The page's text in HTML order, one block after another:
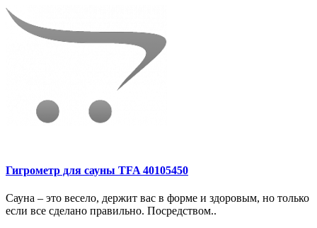
Гигрометр для сауны TFA 40105450
Сауна – это весело, держит вас в форме и здоровым, но только
если все сделано правильно. Посредством..